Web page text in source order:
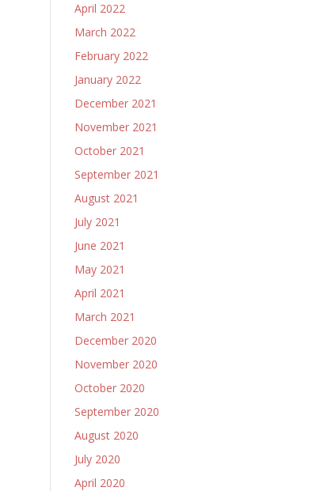
April 2022
March 2022
February 2022
January 2022
December 2021
November 2021
October 2021
September 2021
August 2021
July 2021
June 2021
May 2021
April 2021
March 2021
December 2020
November 2020
October 2020
September 2020
August 2020
July 2020
April 2020